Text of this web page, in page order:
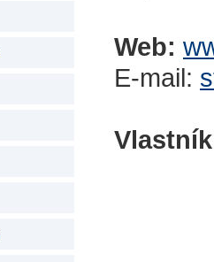
Web:
E-mail: